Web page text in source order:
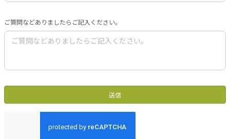
ご質問などありましたらご記入ください。
送信